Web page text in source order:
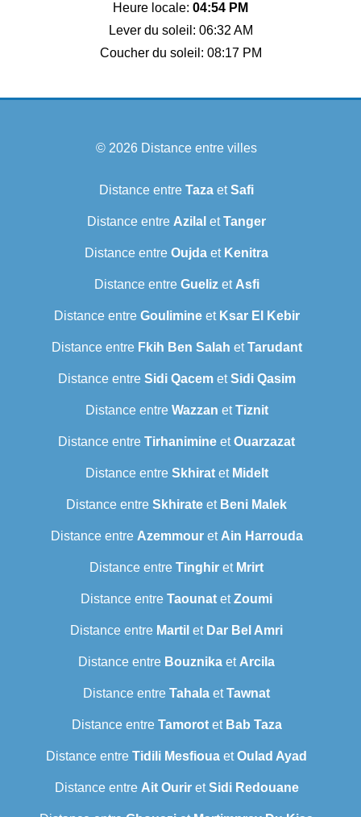
Heure locale: 04:54 PM
Lever du soleil: 06:32 AM
Coucher du soleil: 08:17 PM
© 2026 Distance entre villes
Distance entre Taza etSafi
Distance entre Azilal etTanger
Distance entre Oujda et Kenitra
Distance entre Guelizet Asfi
Distance entre Goulimineet Ksar El Kebir
Distance entre Fkih Ben Salah etTarudant
Distance entre Sidi QacemetSidi Qasim
Distance entre Wazzan etTiznit
Distance entre Tirhanimine etOuarzazat
Distance entre Skhiratet Midelt
Distance entre Skhirate et Beni Malek
Distance entre Azemmouret Ain Harrouda
Distance entre Tinghir et Mrirt
Distance entre Taounat etZoumi
Distance entre Martil et Dar Bel Amri
Distance entre Bouznika et Arcila
Distance entre Tahala etTawnat
Distance entre Tamorotet Bab Taza
Distance entre Tidili Mesfioua etOulad Ayad
Distance entre Ait OuriretSidi Redouane